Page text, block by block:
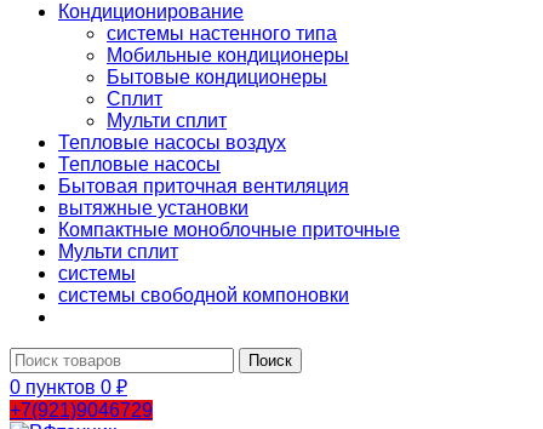
Кондиционирование
системы настенного типа
Мобильные кондиционеры
Бытовые кондиционеры
Сплит
Мульти сплит
Тепловые насосы воздух
Тепловые насосы
Бытовая приточная вентиляция
вытяжные установки
Компактные моноблочные приточные
Мульти сплит
системы
системы свободной компоновки
Поиск
0 пунктов 0 ₽
+7(921)9046729